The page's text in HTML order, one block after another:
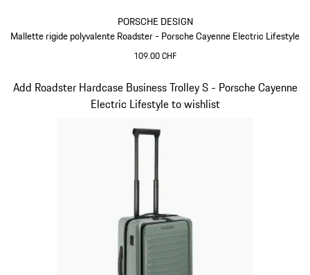
PORSCHE DESIGN
Mallette rigide polyvalente Roadster - Porsche Cayenne Electric Lifestyle
109.00 CHF
Add Roadster Hardcase Business Trolley S - Porsche Cayenne
Electric Lifestyle to wishlist
Diapositive 15 sur 15